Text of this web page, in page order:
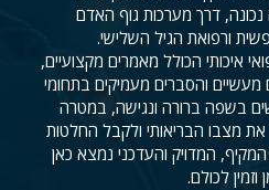
נכונה, דרך מערכות גוף האדם
ורפואת הגיל השלישי.
איכותי הכולל מאמרים מקצועיים,
מעשיים והסברים מעמיקים בתחומי
בשפה ברורה ונגישה, במטרה
מצבו הבריאותי ולקבל החלטות
המדויק והעדכני נמצא כאן
לכולם.